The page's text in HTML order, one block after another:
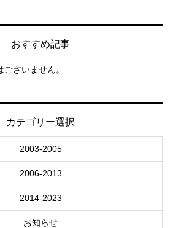
おすすめ記事
ざいません。
カテゴリー選択
2003-2005
2006-2013
2014-2023
お知らせ